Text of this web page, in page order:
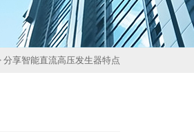
分享智能直流高压发生器特点